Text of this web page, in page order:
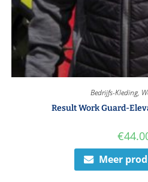
Bedrijfs-Kleding,
Result Work Guard-
€
Meer